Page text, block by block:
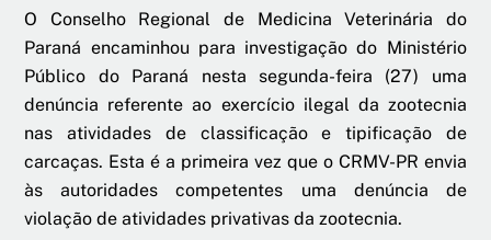
O Conselho Regional de Medicina Veterinária do
Paraná encaminhou para investigação do Ministério
Público do Paraná nesta segunda-feira (27) uma
denúncia referente ao exercício ilegal da zootecnia
nas atividades de classificação e tipificação de
carcaças. Esta é a primeira vez que o CRMV-PR envia
às autoridades competentes uma denúncia de
violação de atividades privativas da zootecnia.